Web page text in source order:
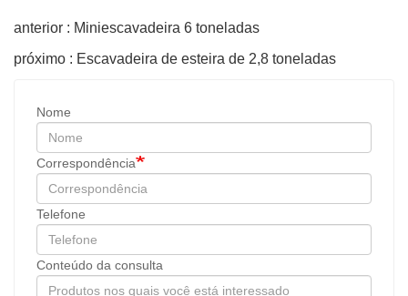
anterior : Miniescavadeira 6 toneladas
próximo : Escavadeira de esteira de 2,8 toneladas
Nome
Correspondência
Telefone
Conteúdo da consulta